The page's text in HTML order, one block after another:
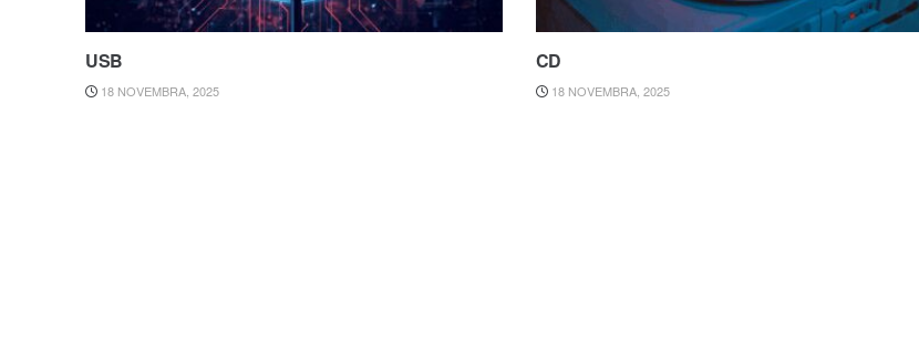
USB
18 NOVEMBRA, 2025
CD
18 NOVEMBRA, 2025